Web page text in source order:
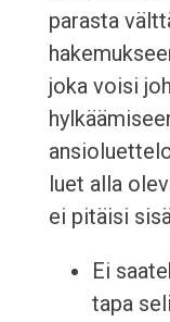
parasta
joka voisi
luet alla
ei pitäisi
Ei
tapa